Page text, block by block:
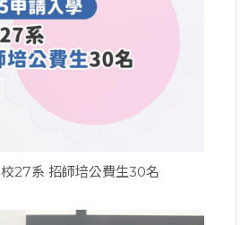
校27系 招師培公費生30名